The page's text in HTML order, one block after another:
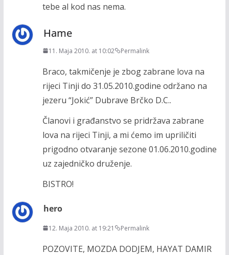
tebe al kod nas nema.
Hame
11. Maja 2010. at 10:02 Permalink
Braco, takmičenje je zbog zabrane lova na
rijeci Tinji do 31.05.2010.godine održano na
jezeru “Jokić” Dubrave Brčko D.C..
Članovi i građanstvo se pridržava zabrane
lova na rijeci Tinji, a mi ćemo im upriličiti
prigodno otvaranje sezone 01.06.2010.godine
uz zajedničko druženje.
BISTRO!
hero
12. Maja 2010. at 19:21 Permalink
POZOVITE, MOZDA DODJEM, HAYAT DAMIR